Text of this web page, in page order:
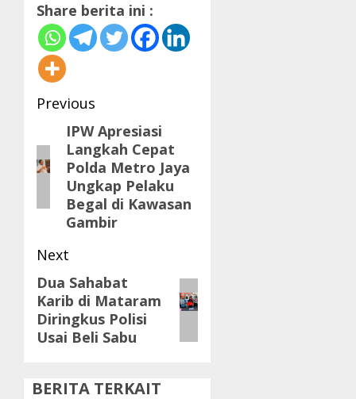
Share berita ini :
Post
navigation
Previous
Previous
post:
IPW Apresiasi
Langkah Cepat
Polda Metro Jaya
Ungkap Pelaku
Begal di Kawasan
Gambir
Next
Next
post:
Dua Sahabat
Karib di Mataram
Diringkus Polisi
Usai Beli Sabu
BERITA TERKAIT